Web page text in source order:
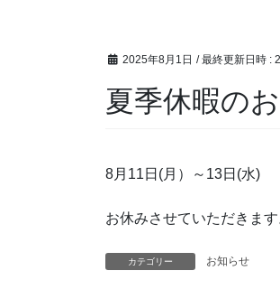
2025年8月1日 / 最終更新日時 :
夏季休暇の
8月11日(月）～13日(水)
お休みさせていただきます
カテゴリー お知らせ